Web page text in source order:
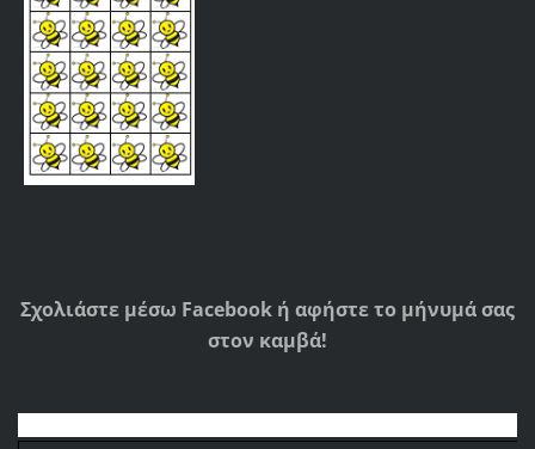
Σχολιάστε μέσω Facebook ή αφήστε το μήνυμά σας
στον καμβά!